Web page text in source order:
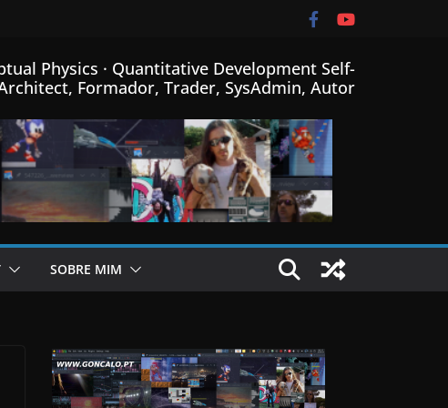
Physics · Quantitative Development Self-
Formador, Trader, SysAdmin, Autor
SOBRE MIM